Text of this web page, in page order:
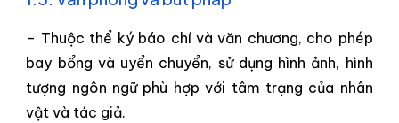
– Thuộc thể ký báo chí và văn chương, cho phép
bay bổng và uyển chuyển, sử dụng hình ảnh, hình
tượng ngôn ngữ phù hợp với tâm trạng của nhân
vật và tác giả.